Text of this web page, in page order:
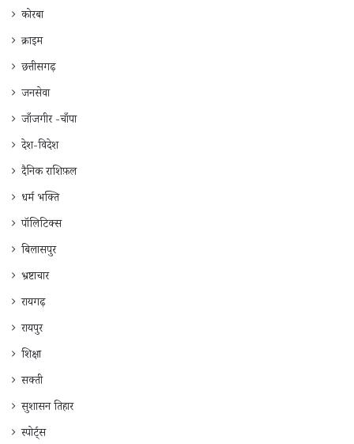
कोरबा
क्राइम
छत्तीसगढ़
जनसेवा
जाँजगीर -चाँपा
देश-विदेश
दैनिक राशिफ़ल
धर्म भक्ति
पॉलिटिक्स
बिलासपुर
भ्रष्टाचार
रायगढ़
रायपुर
शिक्षा
सक्ती
सुशासन तिहार
स्पोर्ट्स